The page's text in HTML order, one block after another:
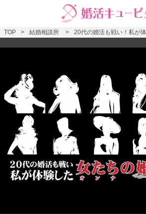
TOP 結婚相談所 20代の婚活も戦い！私が